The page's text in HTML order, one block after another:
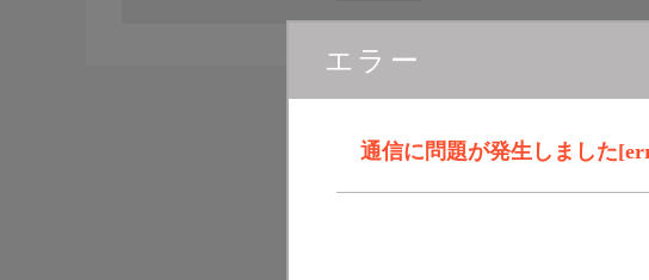
エラー
通信に問題が発生しました